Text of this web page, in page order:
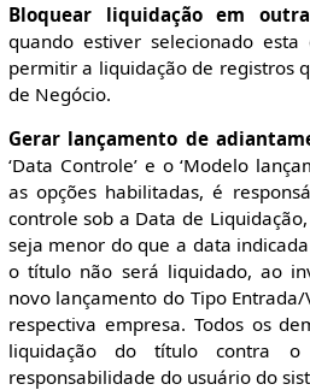
Bloquear liquidação em
quando estiver selecionado
permitir a liquidação de registros
de Negócio.
Gerar lançamento de
‘Data Controle’ e o ‘Modelo
as opções habilitadas, é
controle sob a Data de
seja menor do que a data indicada
o título não será liquidado, ao
novo lançamento do Tipo
respectiva empresa. Todos os
liquidação do título contra o
responsabilidade do usuário do